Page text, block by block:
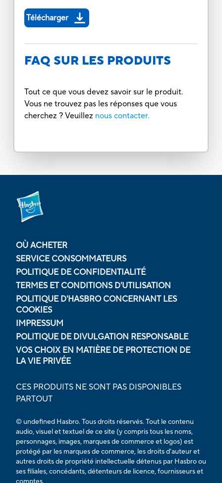
Télécharger
FAQ SUR LES PRODUITS
Tout ce que vous devez savoir sur le produit.
Vous ne trouvez pas les réponses que vous
cherchez ? Veuillez nous contacter.
OÙ ACHETER
SERVICE CONSOMMATEURS
POLITIQUE DE CONFIDENTIALITÉ
TERMES ET CONDITIONS D'UTILISATION
POLITIQUE D'HASBRO CONCERNANT LES
COOKIES
IMPRESSUM
POLITIQUE DE DIVULGATION RESPONSABLE
VOS CHOIX EN MATIÈRE DE PROTECTION DE
LA VIE PRIVÉE
CES PRODUITS NE SONT PAS DISPONIBLES
PARTOUT
© undefined Hasbro. Tous droits réservés. Tout le contenu
audio, visuel et textuel de ce site (y compris tous les noms,
personnages, images, marques de commerce et logos) est
protégé par les marques de commerce, les droits d'auteur et
autres droits de propriété intellectuelle détenus par Hasbro ou
ses filiales, concédants, détenteurs de licence, fournisseurs et